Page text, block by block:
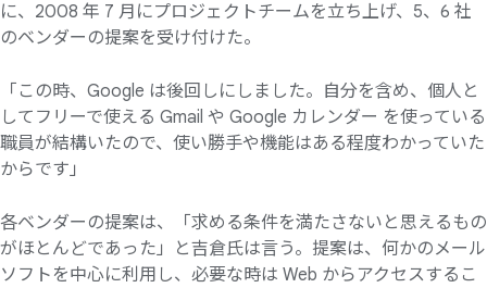
に、2008 年 7 月にプロジェクトチームを立ち上げ、5、6 社
のベンダーの提案を受け付けた。
「この時、Google は後回しにしました。自分を含め、個人と
してフリーで使える Gmail や Google カレンダー を使っている
職員が結構いたので、使い勝手や機能はある程度わかっていた
からです」
各ベンダーの提案は、「求める条件を満たさないと思えるもの
がほとんどであった」と吉倉氏は言う。提案は、何かのメール
ソフトを中心に利用し、必要な時は Web からアクセスするこ